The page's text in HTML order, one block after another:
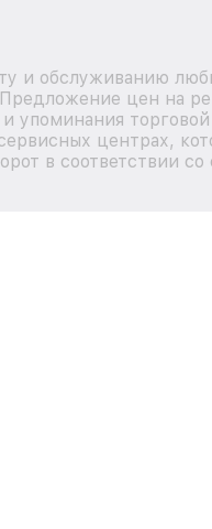
и обслуживанию
цен на
упоминания
центрах,
в соответствии